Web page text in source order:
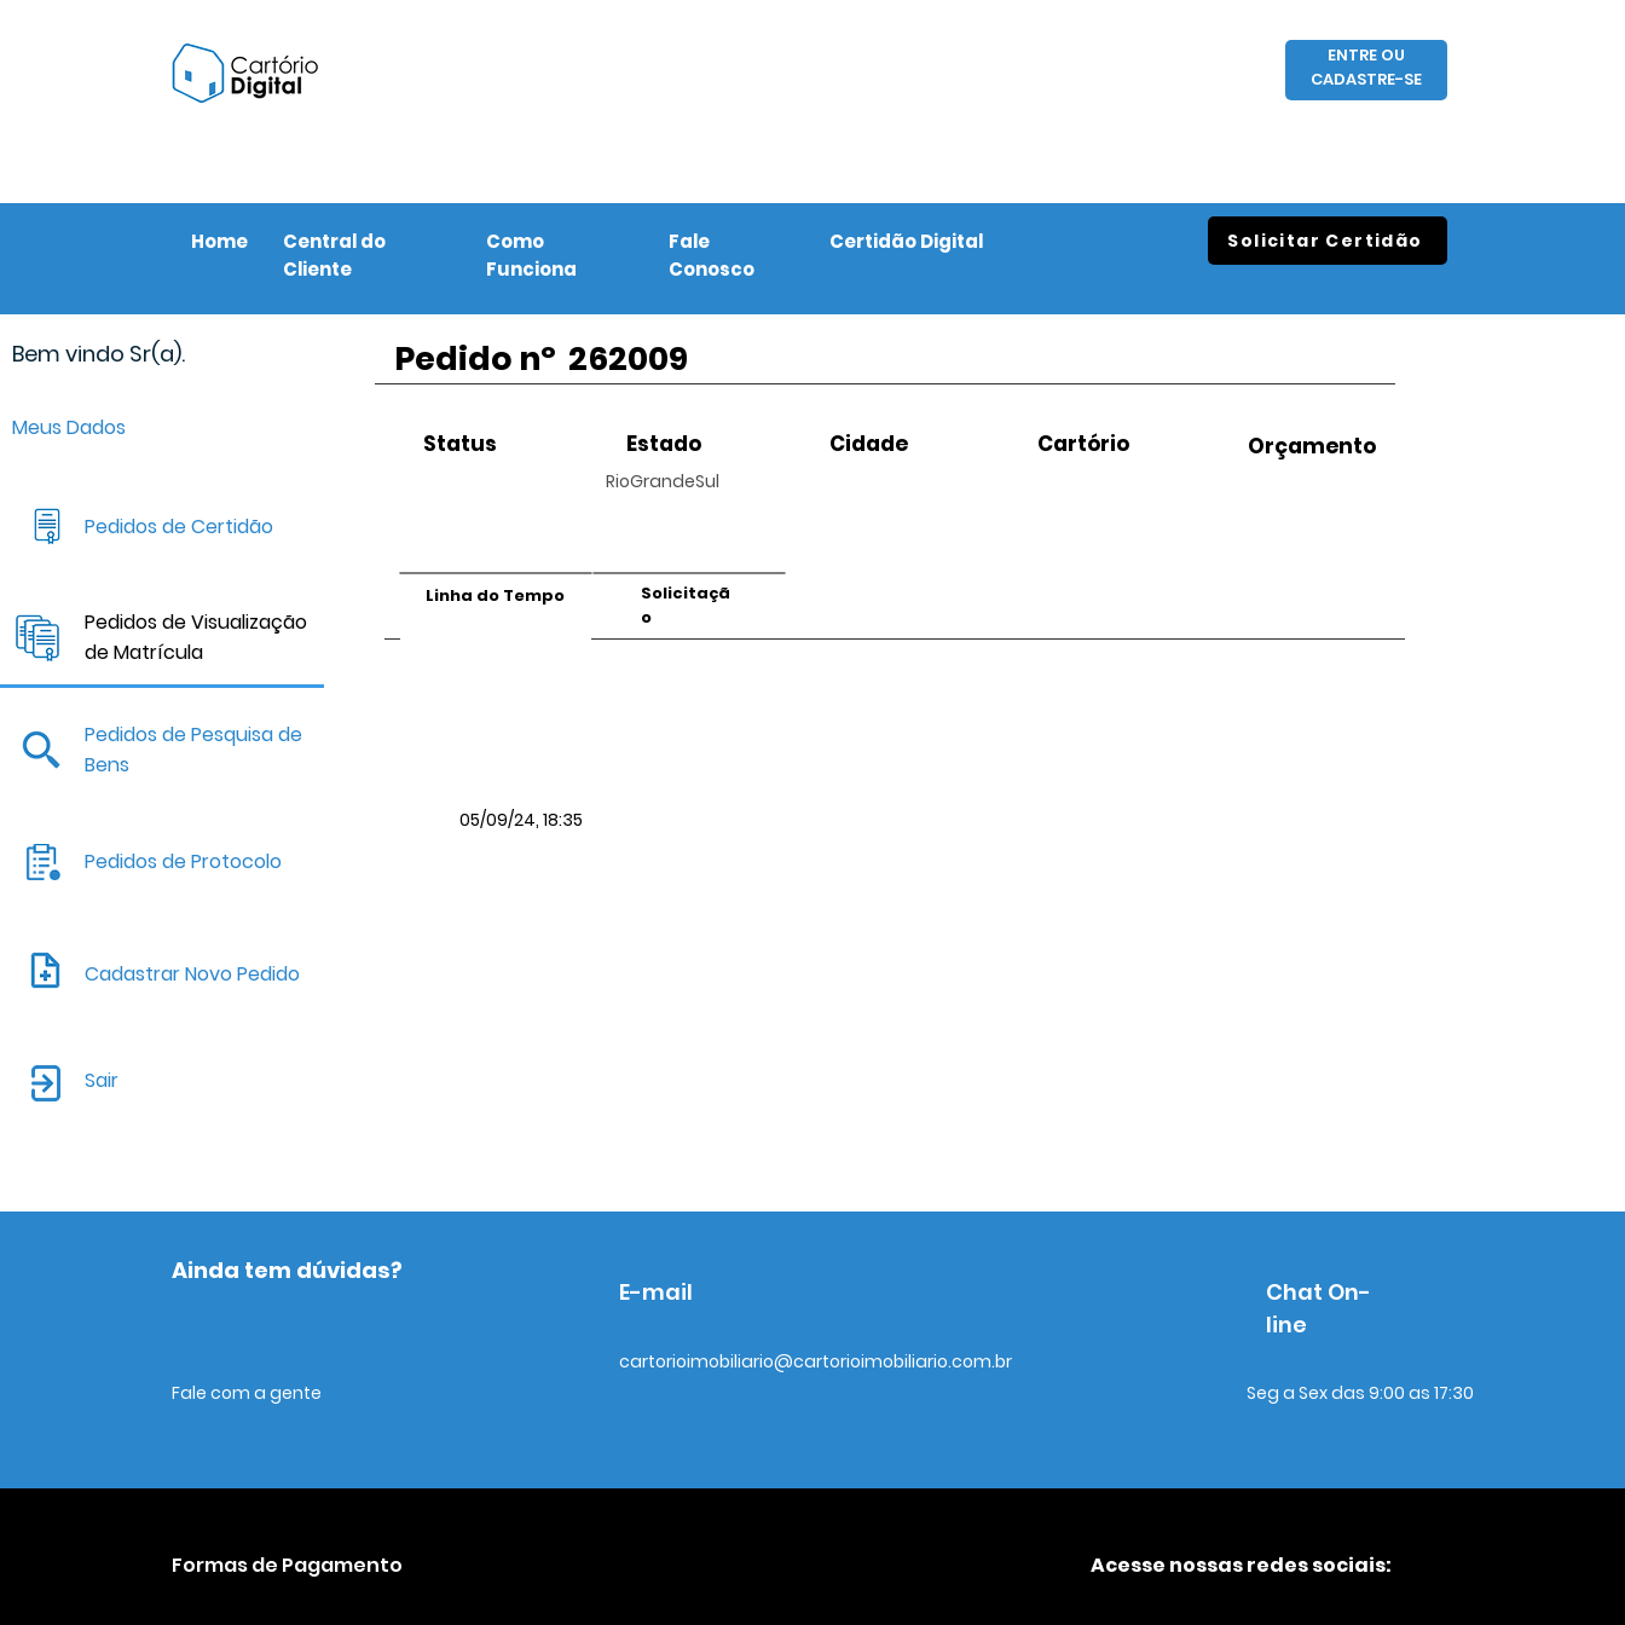
ENTRE OU
CADASTRE-SE
Home
Central do
Cliente
Como
Funciona
Fale
Conosco
Certidão Digital Solicitar Certidão
Bem vindo Sr(a).
Meus Dados
Pedidos de Certidão
Pedidos de Visualização
de Matrícula
Pedidos de Pesquisa de
Bens
Pedidos de Protocolo
Cadastrar Novo Pedido
Sair
Pedido nº 262009
Status Estado
RioGrandeSul
Cidade Cartório Orçamento
Linha do Tempo
Solicitaçã
o
05/09/24, 18:35
Ainda tem dúvidas?
Fale com a gente
E-mail
cartorioimobiliario@cartorioimobiliario.com.br
Chat On-
line
Seg a Sex das 9:00 as 17:30
Formas de Pagamento Acesse nossas redes sociais: